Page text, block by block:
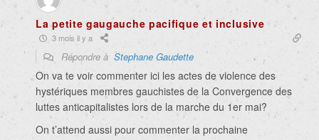
La petite gaugauche pacifique et inclusive
3 mois il y a
Répondre à Stephane Gaudette
On va te voir commenter ici les actes de violence des
hystériques membres gauchistes de la Convergence des
luttes anticapitalistes lors de la marche du 1er mai?
On t’attend aussi pour commenter la prochaine